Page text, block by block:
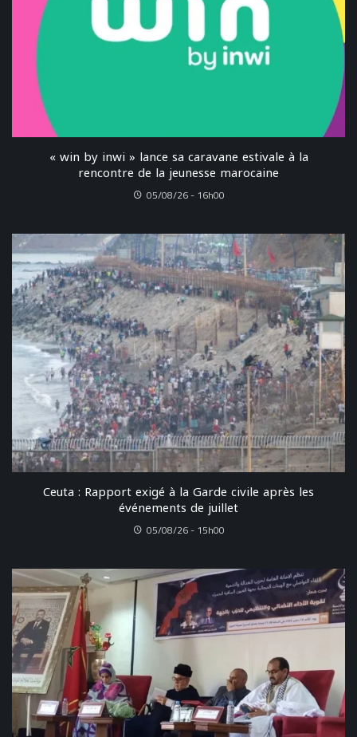
« win by inwi » lance sa caravane estivale à la
rencontre de la jeunesse marocaine
05/08/26 - 16h00
Ceuta : Rapport exigé à la Garde civile après les
événements de juillet
05/08/26 - 15h00